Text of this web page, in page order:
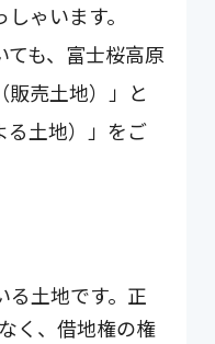
ゃいます。
も、富士桜高原
販売土地）」と
る土地）」をご
る土地です。正
く、借地権の権